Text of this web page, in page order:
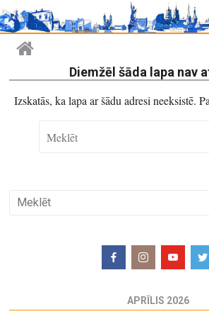
Diemžēl šāda lapa nav
Izskatās, ka lapa ar šādu adresi neeksistē.
APRĪLIS 2026